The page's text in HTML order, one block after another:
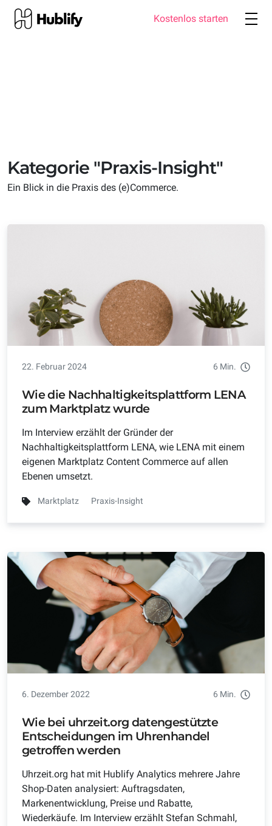
Kostenlos starten
Kategorie "Praxis-Insight"
Ein Blick in die Praxis des (e)Commerce.
22. Februar 2024 6 Min.
Wie die Nachhaltigkeitsplattform LENA
zum Marktplatz wurde
Im Interview erzählt der Gründer der
Nachhaltigkeitsplattform LENA, wie LENA mit einem
eigenen Marktplatz Content Commerce auf allen
Ebenen umsetzt.
Marktplatz Praxis-Insight
6. Dezember 2022 6 Min.
Wie bei uhrzeit.org datengestützte
Entscheidungen im Uhrenhandel
getroffen werden
Uhrzeit.org hat mit Hublify Analytics mehrere Jahre
Shop-Daten analysiert: Auftragsdaten,
Markenentwicklung, Preise und Rabatte,
Wiederkäufe. Im Interview erzählt Stefan Schmahl,